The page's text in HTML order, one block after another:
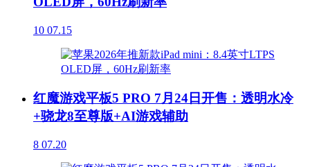
10 07.15
红魔游戏平板5 PRO 7月24日开售：透明水冷
+骁龙8至尊版+AI游戏辅助
8 07.20